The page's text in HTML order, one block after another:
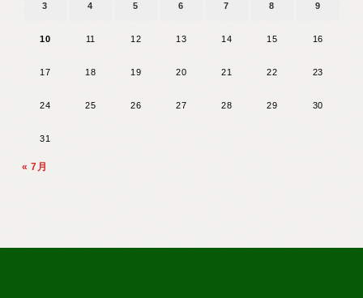
3 4 5 6 7 8 9
10 11 12 13 14 15 16
17 18 19 20 21 22 23
24 25 26 27 28 29 30
31
« 7月